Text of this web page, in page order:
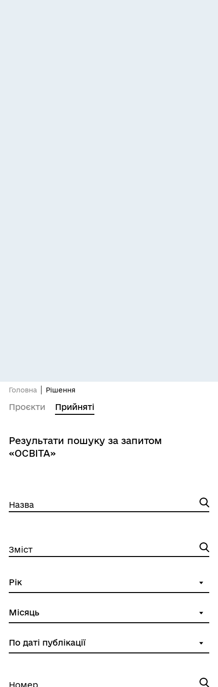
Головна Рішення
Проєкти Прийняті
Результати пошуку за запитом
«ОСВІТА»
Назва
Зміст
Номер